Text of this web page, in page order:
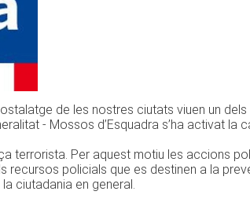
de les nostres ciutats viuen un
- Mossos d’Esquadra s’ha activat la
terrorista. Per aquest motiu les accions
recursos policials que es destinen a la
ciutadania en general.